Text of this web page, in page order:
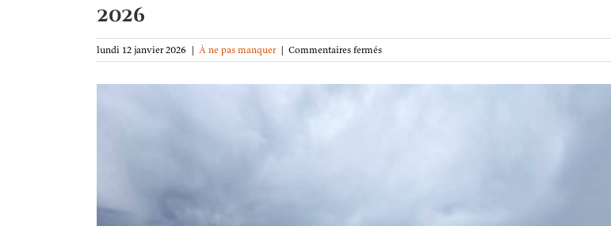
2026
lundi 12 janvier 2026 | À ne pas manquer | Commentaires ferméssur
2026